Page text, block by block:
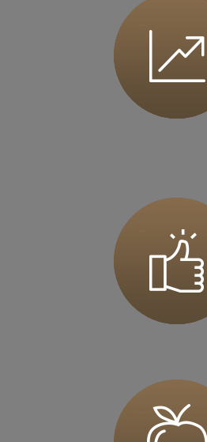
36 MINUT Inowrocław
ul. Marulewska 7
88-100 Inowrocław
36 MINUT Jarocin
36 MINUT Jaworzno
ul. Katowicka 47
43-603 Jaworzno
36 MINUT Kalisz
36 MINUT Kamionki
ul. Poznańska 117